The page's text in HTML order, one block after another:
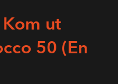
ut
50 (En